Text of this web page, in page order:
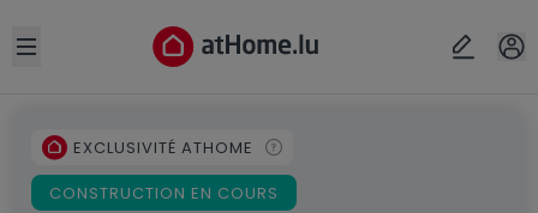
Open sidebar
EXCLUSIVITÉ ATHOME
CONSTRUCTION EN COURS